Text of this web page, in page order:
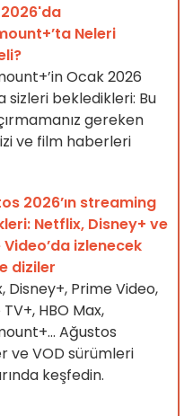
Neleri
Ocak 2026
sizleri bekledikleri: Bu
gereken
ve film haberleri
2026’ın streaming
Netflix, Disney+ ve
Video’da izlenecek
diziler
Disney+, Prime Video,
HBO Max,
Ağustos
ve VOD sürümleri
keşfedin.